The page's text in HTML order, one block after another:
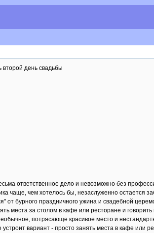
второй день свадьбы
ответственное дело и невозможно без
чаще, чем хотелось бы, незаслуженно остается
от бурного праздничного ужина и свадебной
места за столом в кафе или ресторане и
потрясающе красивое место и
вариант - просто занять места в кафе